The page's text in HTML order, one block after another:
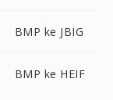
BMP ke JBIG
BMP ke HEIF